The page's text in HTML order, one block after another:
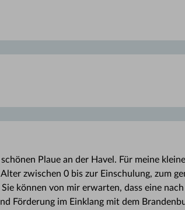
Plaue an der Havel. Für meine
zwischen 0 bis zur Einschulung, zum
können von mir erwarten, dass eine nach
Förderung im Einklang mit dem